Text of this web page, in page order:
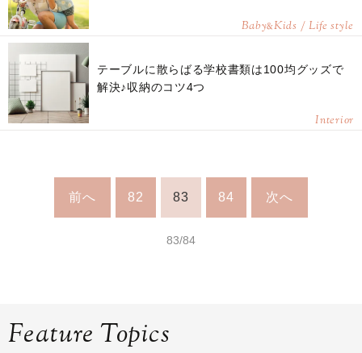
Baby&Kids / Life style
テーブルに散らばる学校書類は100均グッズで
解決♪収納のコツ4つ
Interior
前へ 82 83 84 次へ
83/84
Feature Topics